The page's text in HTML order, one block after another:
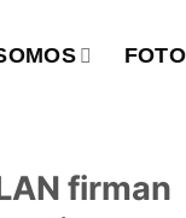
firman